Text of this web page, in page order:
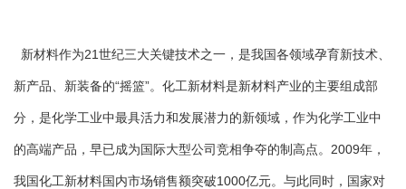
新材料作为21世纪三大关键技术之一，是我国各领域孕育新技术、
新产品、新装备的“摇篮”。化工新材料是新材料产业的主要组成部
分，是化学工业中最具活力和发展潜力的新领域，作为化学工业中
的高端产品，早已成为国际大型公司竞相争夺的制高点。2009年，
我国化工新材料国内市场销售额突破1000亿元。与此同时，国家对